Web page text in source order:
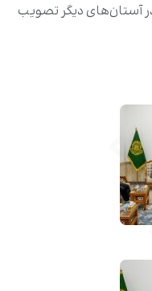
آستان‌های دیگر تصویب